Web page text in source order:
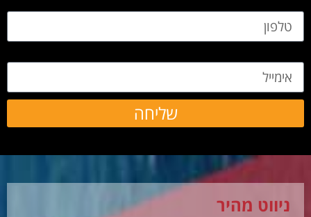
שליחה
ניווט מהיר